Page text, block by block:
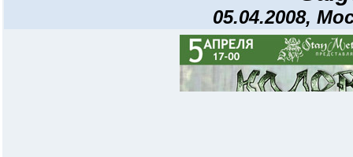
05.04.2008,